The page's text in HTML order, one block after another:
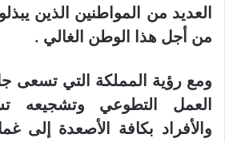
العديد من المواطنين الذين
من أجل هذا الوطن الغالي .
ومع رؤية المملكة التي تسعى
العمل التطوعي وتشجيعه
والأفراد بكافة الأصعدة إلى